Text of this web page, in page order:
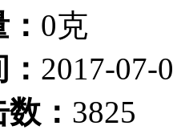
0克
2017-07-
： 3825